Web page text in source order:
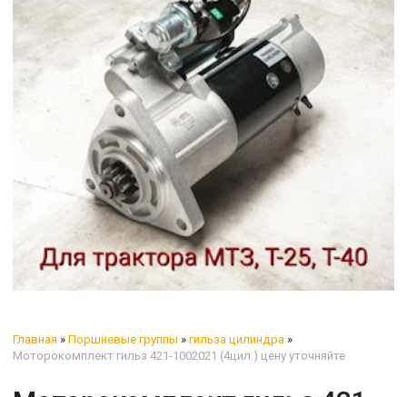
Главная » Поршневые группы » гильза цилиндра »
Моторокомплект гильз 421-1002021 (4цил.) цену уточняйте